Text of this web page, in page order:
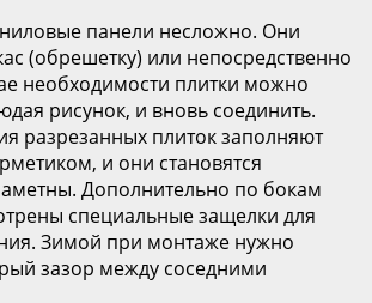
панели несложно. Они
(обрешетку) или непосредственно
необходимости плитки можно
рисунок, и вновь соединить.
разрезанных плиток заполняют
и они становятся
Дополнительно по бокам
специальные защелки для
Зимой при монтаже нужно
зазор между соседними